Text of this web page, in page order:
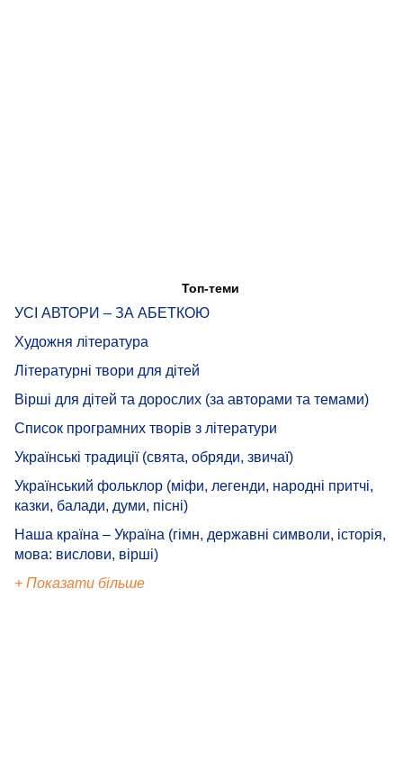
Топ-теми
УСІ АВТОРИ – ЗА АБЕТКОЮ
Художня література
Літературні твори для дітей
Вірші для дітей та дорослих (за авторами та темами)
Список програмних творів з літератури
Українські традиції (свята, обряди, звичаї)
Український фольклор (міфи, легенди, народні притчі,
казки, балади, думи, пісні)
Наша країна – Україна (гімн, державні символи, історія,
мова: вислови, вірші)
+ Показати більше